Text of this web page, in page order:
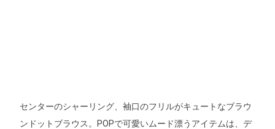
センターのシャーリング、袖口のフリルがキュートなブラウ
ンドットブラウス。POPで可愛いムード漂うアイテムは、デ